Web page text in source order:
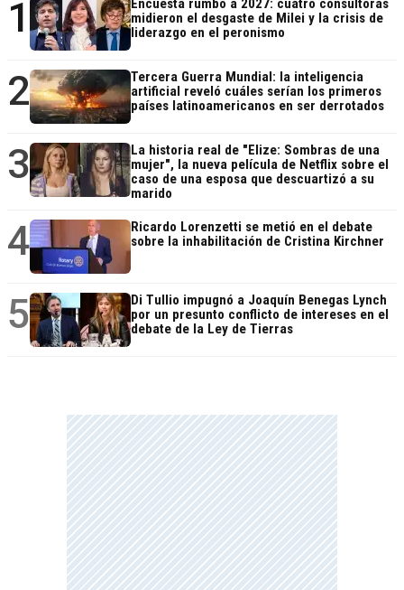
1
Encuesta rumbo a 2027: cuatro consultoras
midieron el desgaste de Milei y la crisis de
liderazgo en el peronismo
2
Tercera Guerra Mundial: la inteligencia
artificial reveló cuáles serían los primeros
países latinoamericanos en ser derrotados
3
La historia real de "Elize: Sombras de una
mujer", la nueva película de Netflix sobre el
caso de una esposa que descuartizó a su
marido
4
Ricardo Lorenzetti se metió en el debate
sobre la inhabilitación de Cristina Kirchner
5
Di Tullio impugnó a Joaquín Benegas Lynch
por un presunto conflicto de intereses en el
debate de la Ley de Tierras